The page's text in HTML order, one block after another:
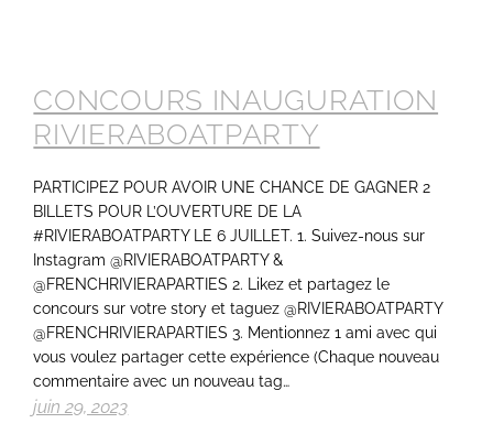
CONCOURS INAUGURATION
RIVIERABOATPARTY
PARTICIPEZ POUR AVOIR UNE CHANCE DE GAGNER 2
BILLETS POUR L’OUVERTURE DE LA
#RIVIERABOATPARTY LE 6 JUILLET. 1. Suivez-nous sur
Instagram @RIVIERABOATPARTY &
@FRENCHRIVIERAPARTIES 2. Likez et partagez le
concours sur votre story et taguez @RIVIERABOATPARTY
@FRENCHRIVIERAPARTIES 3. Mentionnez 1 ami avec qui
vous voulez partager cette expérience (Chaque nouveau
commentaire avec un nouveau tag…
juin 29, 2023